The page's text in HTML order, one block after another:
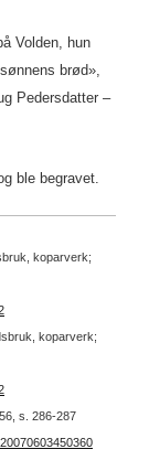
Volden, hun
brød»,
Pedersdatter –
ble begravet.
koparverk;
koparverk;
s. 286-287